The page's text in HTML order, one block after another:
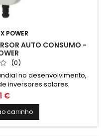
POWER
AUTO CONSUMO -
(0)
no desenvolvimento,
inversores solares.
€
carrinho